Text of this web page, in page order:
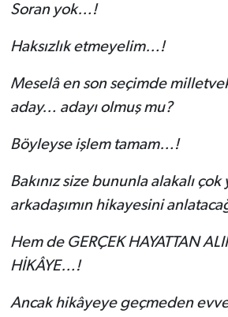
Soran yok…!
Haksızlık etmeyelim…!
Meselâ en son seçimde
aday… adayı olmuş mu?
Böyleyse işlem tamam…!
Bakınız size bununla alakalı çok
arkadaşımın hikayesini
Hem de GERÇEK HAYATTAN
HİKÂYE…!
Ancak hikâyeye geçmeden